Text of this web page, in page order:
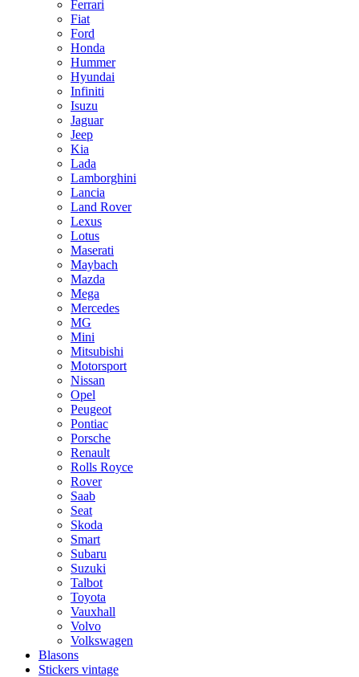
Ferrari
Fiat
Ford
Honda
Hummer
Hyundai
Infiniti
Isuzu
Jaguar
Jeep
Kia
Lada
Lamborghini
Lancia
Land Rover
Lexus
Lotus
Maserati
Maybach
Mazda
Mega
Mercedes
MG
Mini
Mitsubishi
Motorsport
Nissan
Opel
Peugeot
Pontiac
Porsche
Renault
Rolls Royce
Rover
Saab
Seat
Skoda
Smart
Subaru
Suzuki
Talbot
Toyota
Vauxhall
Volvo
Volkswagen
Blasons
Stickers vintage